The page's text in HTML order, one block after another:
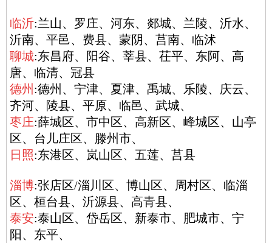
临沂:兰山、罗庄、河东、郯城、兰陵、沂水、
沂南、平邑、费县、蒙阴、莒南、临沭
聊城:东昌府、阳谷、莘县、茌平、东阿、高
唐、临清、冠县
德州 :德州、宁津、夏津、禹城、乐陵、庆云、
齐河、陵县、平原、临邑、武城、
枣庄:薛城区、市中区、高新区、峰城区、山亭
区、台儿庄区、滕州市、
日照:东港区、岚山区、五莲、莒县
淄博:张店区/淄川区、博山区、周村区、临淄
区、桓台县、沂源县、高青县、
泰安:泰山区、岱岳区、新泰市、肥城市、宁
阳、东平、